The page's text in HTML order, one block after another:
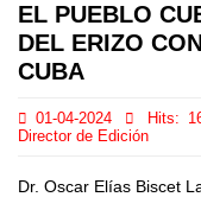
EL PUEBLO
DEL ERIZO
CUBA
01-04-2024 Hits:
Director de Edición
Dr. Oscar Elías Biscet